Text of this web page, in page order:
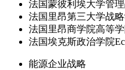
法国蒙彼利埃大学管理
法国里昂第三大学战
法国里昂商学院高等
法国埃克斯政治学院
能源企业战略